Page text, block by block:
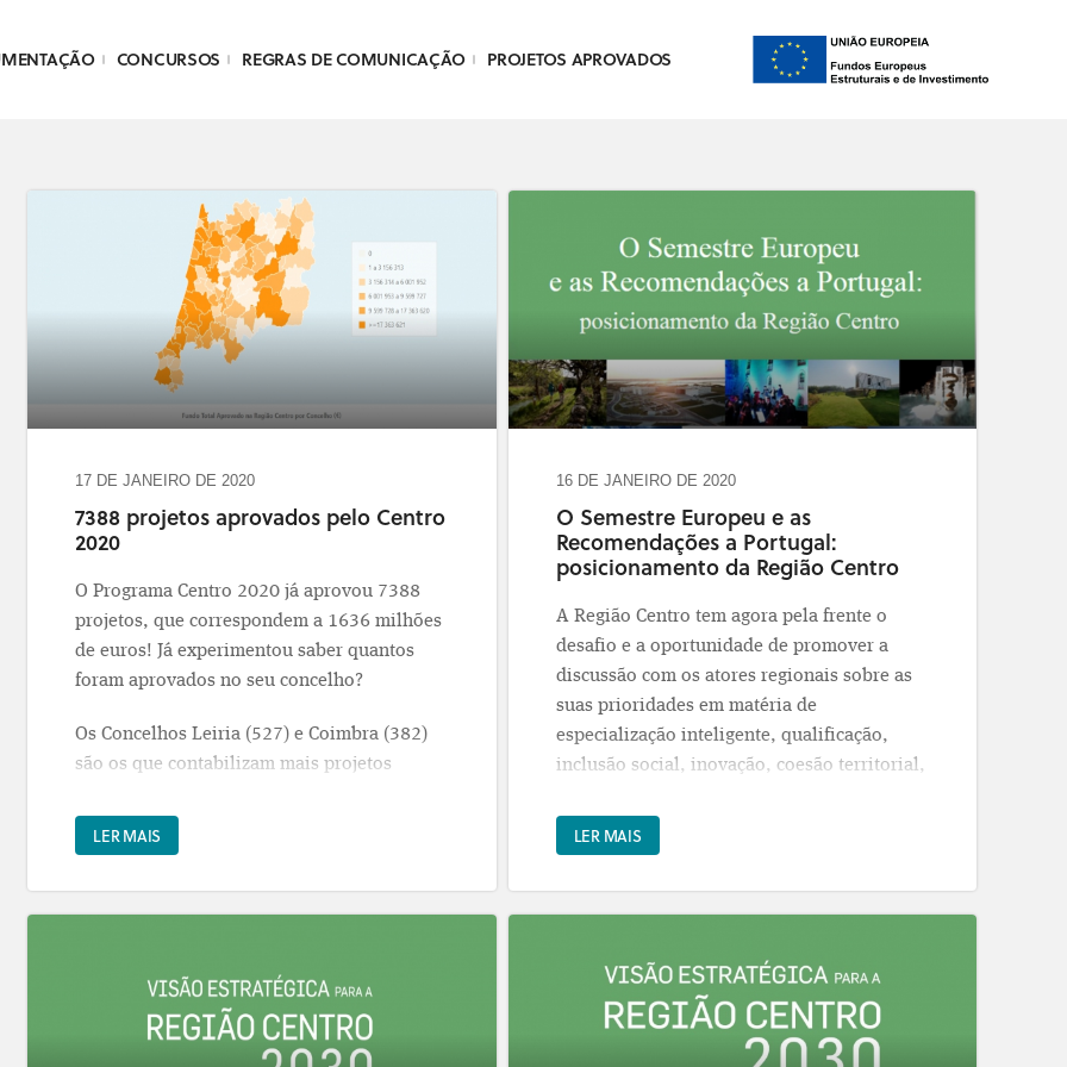
CONCURSOS REGRAS DE COMUNICAÇÃO PROJETOS APROVADOS
17 DE JANEIRO DE 2020
7388 projetos aprovados pelo Centro
2020
O Programa Centro 2020 já aprovou 7388
projetos, que correspondem a 1636 milhões
de euros! Já experimentou saber quantos
foram aprovados no seu concelho?
Os Concelhos Leiria (527) e Coimbra (382)
são os que contabilizam mais projetos
de financiamento, 107 e 118 milhões de
euros, respetivamente.
Centro 2020 (dados a 31.12.2019),
disponível no site do Centro 2020 em
http://centro.portugal2020.pt/index.php/projetos-
LER MAIS
16 DE JANEIRO DE 2020
O Semestre Europeu e as
Recomendações a Portugal:
posicionamento da Região Centro
A Região Centro tem agora pela frente o
desafio e a oportunidade de promover a
discussão com os atores regionais sobre as
suas prioridades em matéria de
especialização inteligente, qualificação,
inclusão social, inovação, coesão territorial,
regional para a próxima década, bem como
o seu posicionamento em futuros programas
disponibilizar documentos de diagnóstico e
áreas consideradas prioritárias para o
próximo período de programação.
"O Semestre Europeu e as Recomendações a
LER MAIS